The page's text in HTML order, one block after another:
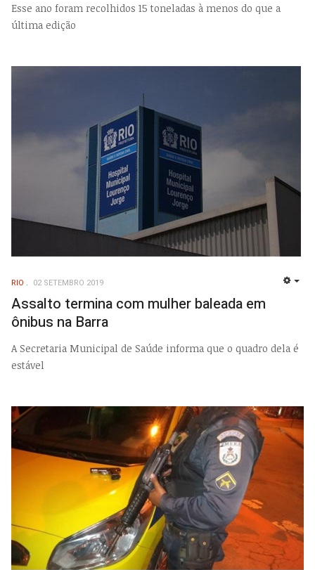
Esse ano foram recolhidos 15 toneladas à menos do que a
última edição
RIO 02 SETEMBRO 2019
Assalto termina com mulher baleada em
ônibus na Barra
A Secretaria Municipal de Saúde informa que o quadro dela é
estável